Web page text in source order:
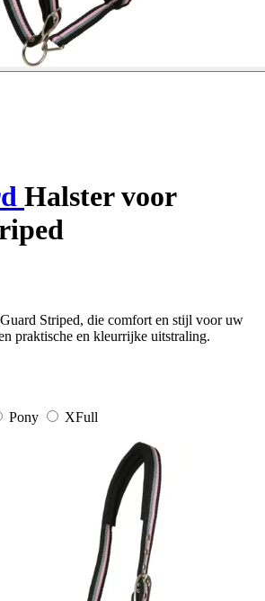
Halster voor
Striped, die comfort en stijl voor uw
praktische en kleurrijke uitstraling.
Pony
XFull